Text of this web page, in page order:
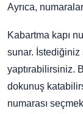
Ayrıca,
Kabartma kapı
sunar.
yaptırabilirsiniz.
dokunuş
numarası